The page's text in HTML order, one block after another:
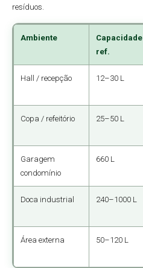
resíduos.
Ambiente
Capacidade
ref.
Hall / recepção 12–30 L
Copa / refeitório 25–50 L
Garagem
condomínio
660 L
Doca industrial 240–1000 L
Área externa 50–120 L